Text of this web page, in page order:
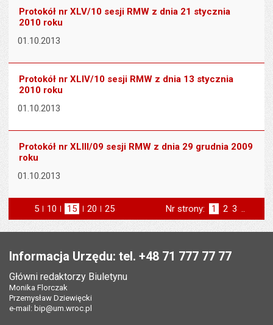
Protokół nr XLV/10 sesji RMW z dnia 21 stycznia
2010 roku
01.10.2013
Protokół nr XLIV/10 sesji RMW z dnia 13 stycznia
2010 roku
01.10.2013
Protokół nr XLIII/09 sesji RMW z dnia 29 grudnia 2009
roku
01.10.2013
5 elementów na stronie
10 elementów
na stronie
15 elementów
na stronie
20 elementów
na stronie
25
na stronie
Nr strony: Strona
1 Strona
2 Strona
3 ..
Informacja Urzędu: tel. +48 71 777 77 77
Główni redaktorzy Biuletynu
Monika Florczak
Przemysław Dziewięcki
e-mail: bip@um.wroc.pl